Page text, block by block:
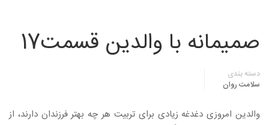
صمیمانه با والدین قسمت17
دسته بندی
سلامت روان
والدین امروزی دغدغه زیادی برای تربیت هر چه بهتر فرزندان دارند، از